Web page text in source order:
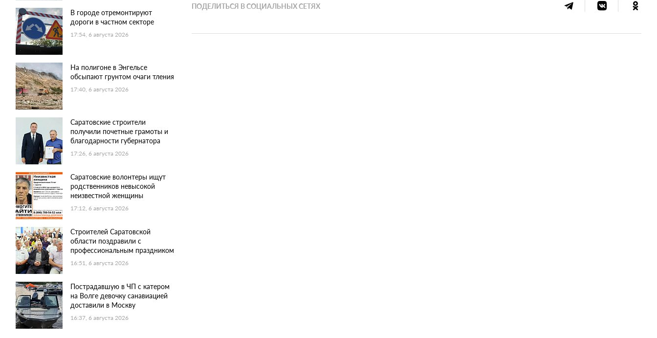
В городе отремонтируют
дороги в частном секторе
17:54, 6 августа 2026
На полигоне в Энгельсе
обсыпают грунтом очаги тления
17:40, 6 августа 2026
Саратовские строители
получили почетные грамоты и
благодарности губернатора
17:26, 6 августа 2026
Саратовские волонтеры ищут
родственников невысокой
неизвестной женщины
17:12, 6 августа 2026
Строителей Саратовской
области поздравили с
профессиональным праздником
16:51, 6 августа 2026
Пострадавшую в ЧП с катером
на Волге девочку санавиацией
доставили в Москву
16:37, 6 августа 2026
ПОДЕЛИТЬСЯ В СОЦИАЛЬНЫХ СЕТЯХ